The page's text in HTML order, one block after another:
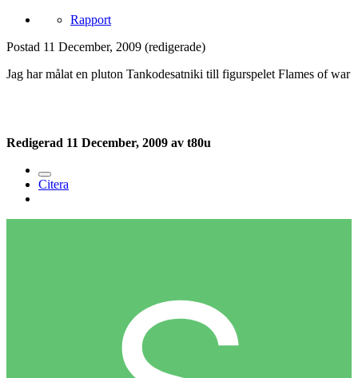
Rapport
Postad 11 December, 2009 (redigerade)
Jag har målat en pluton Tankodesatniki till figurspelet Flames of war
Redigerad 11 December, 2009 av t80u
Citera